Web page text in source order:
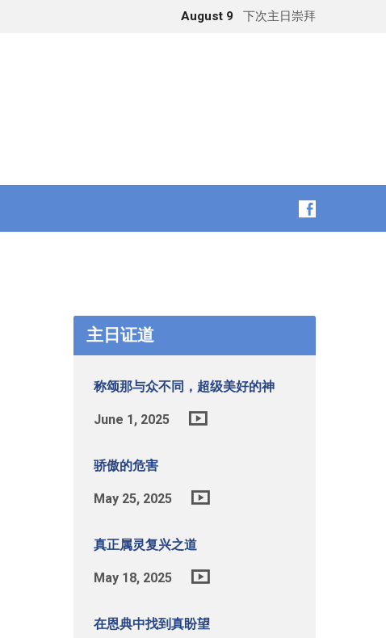
August 9 下次主日崇拜
主日证道
称颂那与众不同，超级美好的神
June 1, 2025
骄傲的危害
May 25, 2025
真正属灵复兴之道
May 18, 2025
在恩典中找到真盼望